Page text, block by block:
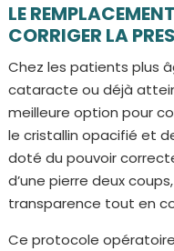
LE
CORRIGER LA
Chez les patients plus
cataracte ou déjà
meilleure option pour
le cristallin opacifié et
doté du pouvoir
d’une pierre deux
transparence tout en
Ce protocole